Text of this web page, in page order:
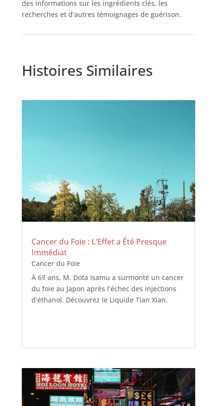
des informations sur les ingrédients clés, les
recherches et d’autres témoignages de guérison.
Histoires Similaires
Cancer du Foie : L’Effet a Été Presque
Immédiat
Cancer du Foie
À 69 ans, M. Dota Isamu a surmonté un cancer
du foie au Japon après l’échec des injections
d’éthanol. Découvrez le Liquide Tian Xian.